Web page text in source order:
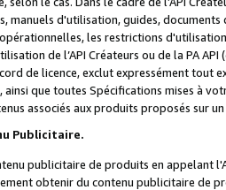
manuels d'utilisation, guides,
les restrictions
de l’API Créateurs ou de la PA
de licence, exclut expressément tout
ainsi que toutes Spécifications mises à
associés aux produits proposés sur
Publicitaire.
publicitaire de produits en appelant
obtenir du contenu publicitaire de